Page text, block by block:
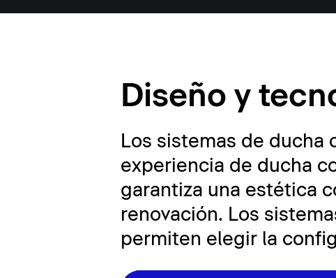
Diseño y
Los sistemas de ducha
experiencia de ducha
garantiza una estética
renovación. Los
permiten elegir la